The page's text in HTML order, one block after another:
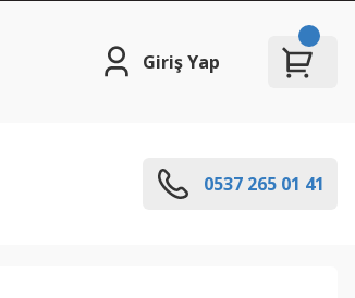
Giriş Yap
0537 265 01 41